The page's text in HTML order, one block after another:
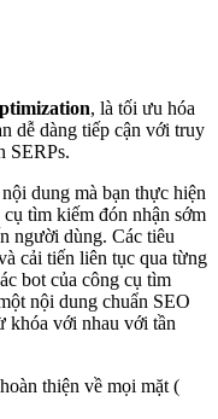
, là tối ưu hóa
dễ dàng tiếp cận với truy
SERPs.
dung mà bạn thực hiện
tìm kiếm đón nhận sớm
người dùng. Các tiêu
cải tiến liên tục qua từng
bot của công cụ tìm
nội dung chuẩn SEO
khóa với nhau với tần
thiện về mọi mặt (